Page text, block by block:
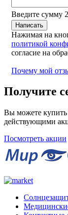
Введите сумму
Нажимая на
политикой
согласие на
Почему мой
Получите
Вы можете купить
действующими
Посмотреть акции